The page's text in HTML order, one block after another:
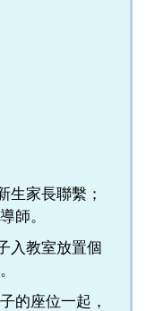
生家長聯繫；
師。
入教室放置個
的座位一起，